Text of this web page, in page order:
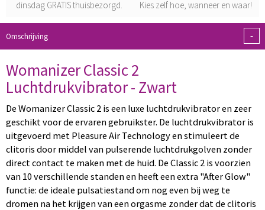
dinsdag GRATISthuisbezorgd. Kies zelf hoe, wanneer en waar!
Omschrijving -
Womanizer Classic 2
Luchtdrukvibrator - Zwart
De Womanizer Classic 2 is een luxe luchtdrukvibrator en zeer
geschikt voor de ervaren gebruikster. De luchtdrukvibrator is
uitgevoerd met Pleasure Air Technology en stimuleert de
clitoris door middel van pulserende luchtdrukgolven zonder
direct contact te maken met de huid. De Classic 2 is voorzien
van 10 verschillende standen en heeft een extra "After Glow"
functie: de ideale pulsatiestand om nog even bij weg te
dromen na het krijgen van een orgasme zonder dat de clitoris